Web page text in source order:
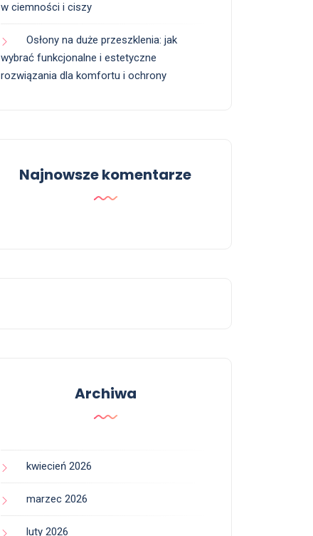
w ciemności i ciszy
Osłony na duże przeszklenia: jak
wybrać funkcjonalne i estetyczne
rozwiązania dla komfortu i ochrony
Najnowsze komentarze
Archiwa
kwiecień 2026
marzec 2026
luty 2026